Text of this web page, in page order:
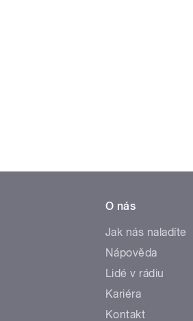
O nás
Jak nás naladíte
Nápověda
Lidé v rádiu
Kariéra
Kontakt